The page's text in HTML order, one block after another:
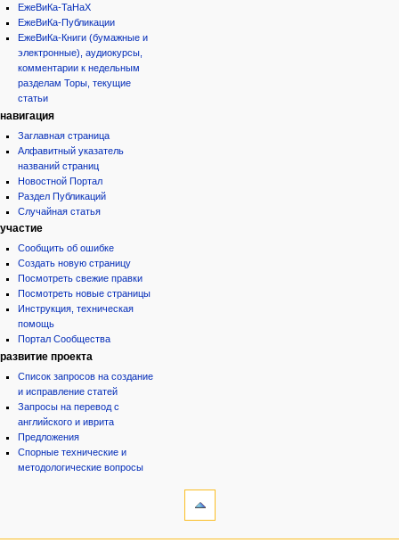
ЕжеВиКа-ТаНаХ
ЕжеВиКа-Публикации
ЕжеВиКа-Книги (бумажные и
электронные), аудиокурсы,
комментарии к недельным
разделам Торы, текущие
статьи
навигация
Заглавная страница
Алфавитный указатель
названий страниц
Новостной Портал
Раздел Публикаций
Случайная статья
участие
Сообщить об ошибке
Создать новую страницу
Посмотреть свежие правки
Посмотреть новые страницы
Инструкция, техническая
помощь
Портал Сообщества
развитие проекта
Список запросов на создание
и исправление статей
Запросы на перевод с
английского и иврита
Предложения
Спорные технические и
методологические вопросы
категории